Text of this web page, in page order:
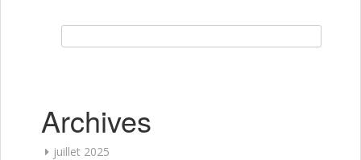
Archives
juillet 2025